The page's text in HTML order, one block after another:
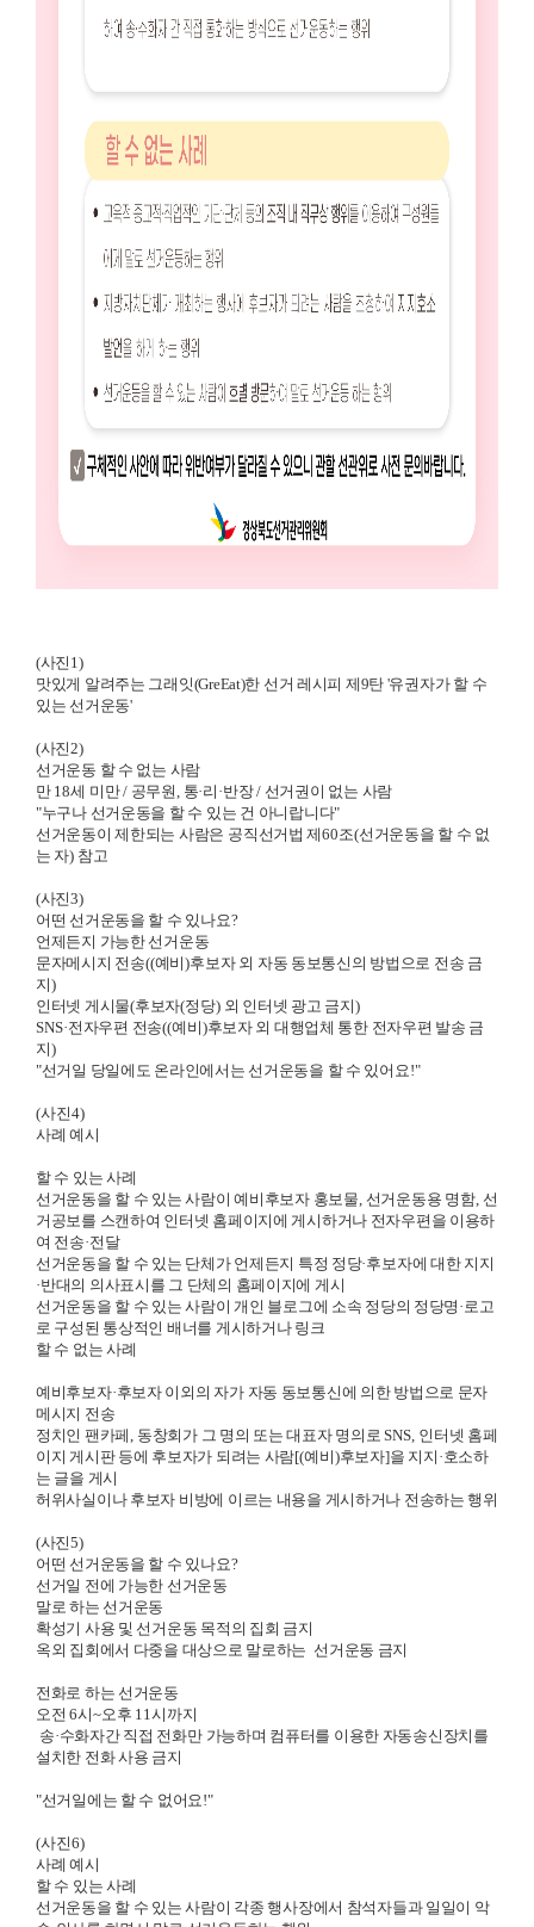
(사진1)
맛있게 알려주는 그래잇(GreEat)한 선거 레시피 제9탄 '유권자가 할 수
있는 선거운동'
(사진2)
선거운동 할 수 없는 사람
만 18세 미만 / 공무원, 통·리 ·반장 / 선거권이 없는 사람
"누구나 선거운동을 할 수 있는 건 아니랍니다"
선거운동이 제한되는 사람은 공직선거법 제60조(선거운동을 할 수 없
는 자) 참고
(사진3)
어떤 선거운동을 할 수 있나요?
언제든지 가능한 선거운동
문자메시지 전송((예비)후보자 외 자동 동보통신의 방법으로 전송 금
지)
인터넷 게시물(후보자(정당) 외 인터넷 광고 금지)
SNS·전자우편 전송((예비)후보자 외 대행업체 통한 전자우편 발송 금
지)
"선거일 당일에도 온라인에서는 선거운동을 할 수 있어요!"
(사진4)
사례 예시
할 수 있는 사례
선거운동을 할 수 있는 사람이 예비후보자 홍보물, 선거운동용 명함, 선
거공보를 스캔하여 인터넷 홈페이지에 게시하거나 전자우편을 이용하
여 전송·전달
선거운동을 할 수 있는 단체가 언제든지 특정 정당·후보자에 대한 지지
·반대의 의사표시를 그 단체의 홈페이지에 게시
선거운동을 할 수 있는 사람이 개인 블로그에 소속 정당의 정당명 ·로고
로 구성된 통상적인 배너를 게시하거나 링크
할 수 없는 사례
예비후보자·후보자 이외의 자가 자동 동보통신에 의한 방법으로 문자
메시지 전송
정치인 팬카페, 동창회가 그 명의 또는 대표자 명의로SNS, 인터넷 홈페
이지 게시판 등에 후보자가 되려는 사람[(예비)후보자]을 지지 ·호소하
는 글을 게시
허위사실이나 후보자 비방에 이르는 내용을 게시하거나 전송하는 행위
(사진5)
어떤 선거운동을 할 수 있나요?
선거일 전에 가능한 선거운동
말로 하는 선거운동
확성기 사용 및 선거운동 목적의 집회 금지
옥외 집회에서 다중을 대상으로 말로하는 선거운동 금지
전화로 하는 선거운동
오전6시~오후 11시까지
송·수화자간 직접 전화만 가능하며 컴퓨터를 이용한 자동송신장치를
설치한 전화 사용 금지
"선거일에는 할 수 없어요!"
(사진6)
사례 예시
할 수 있는 사례
선거운동을 할 수 있는 사람이 각종 행사장에서 참석자들과 일일이 악